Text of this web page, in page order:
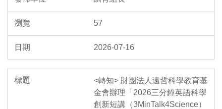
57
2026-07-16
<轉知> 財團法人遠哲科學教育基
金會辦理「2026三分鐘英語科學
創新短講（3MinTalk4Science）